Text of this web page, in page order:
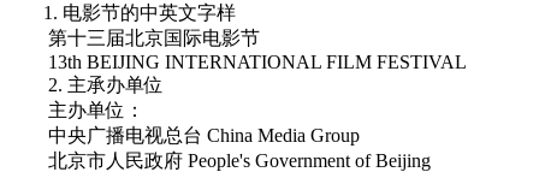
1. 电影节的中英文字样
第十三届北京国际电影节
13th BEIJING INTERNATIONAL FILM FESTIVAL
2. 主承办单位
主办单位：
中央广播电视总台 China Media Group
北京市人民政府 People's Government of Beijing